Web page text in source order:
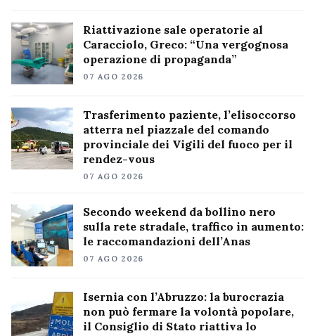
Riattivazione sale operatorie al
Caracciolo, Greco: “Una vergognosa
operazione di propaganda”
07 AGO 2026
Trasferimento paziente, l’elisoccorso
atterra nel piazzale del comando
provinciale dei Vigili del fuoco per il
rendez-vous
07 AGO 2026
Secondo weekend da bollino nero
sulla rete stradale, traffico in aumento:
le raccomandazioni dell’Anas
07 AGO 2026
Isernia con l’Abruzzo: la burocrazia
non può fermare la volontà popolare,
il Consiglio di Stato riattiva lo